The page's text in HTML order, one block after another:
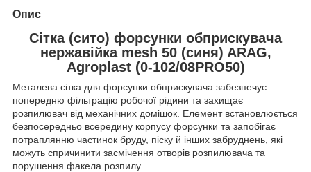
Опис
Сітка (сито) форсунки обприскувача
нержавійка mesh 50 (синя) ARAG,
Agroplast (0-102/08PRO50)
Металева сітка для форсунки обприскувача забезпечує
попередню фільтрацію робочої рідини та захищає
розпилювач від механічних домішок. Елемент встановлюється
безпосередньо всередину корпусу форсунки та запобігає
потраплянню частинок бруду, піску й інших забруднень, які
можуть спричинити засмічення отворів розпилювача та
порушення факела розпилу.